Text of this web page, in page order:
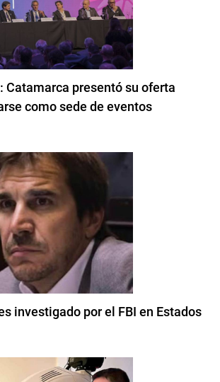
Catamarca presentó su oferta
como sede de eventos
investigado por el FBI en Estados